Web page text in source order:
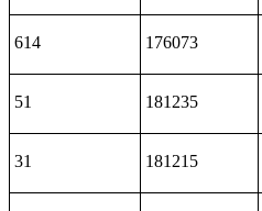
614 176073
51 181235
31 181215